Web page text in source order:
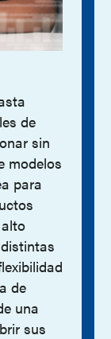
de
sin
modelos
para
de
una
sus